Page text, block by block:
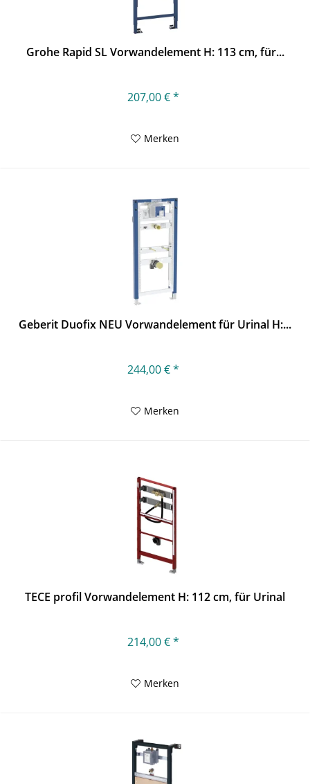
Grohe Rapid SL Vorwandelement H: 113 cm, für...
207,00 € *
Merken
Geberit Duofix NEU Vorwandelement für Urinal H:...
244,00 € *
Merken
TECE profil Vorwandelement H: 112 cm, für Urinal
214,00 € *
Merken